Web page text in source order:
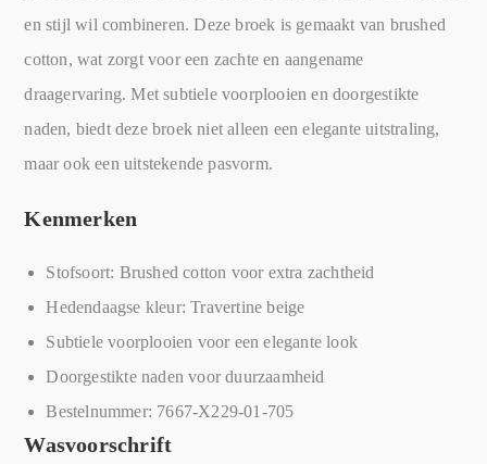
en stijl wil combineren. Deze broek is gemaakt van brushed
cotton, wat zorgt voor een zachte en aangename
draagervaring. Met subtiele voorplooien en doorgestikte
naden, biedt deze broek niet alleen een elegante uitstraling,
maar ook een uitstekende pasvorm.
Kenmerken
Stofsoort: Brushed cotton voor extra zachtheid
Hedendaagse kleur: Travertine beige
Subtiele voorplooien voor een elegante look
Doorgestikte naden voor duurzaamheid
Bestelnummer: 7667-X229-01-705
Wasvoorschrift